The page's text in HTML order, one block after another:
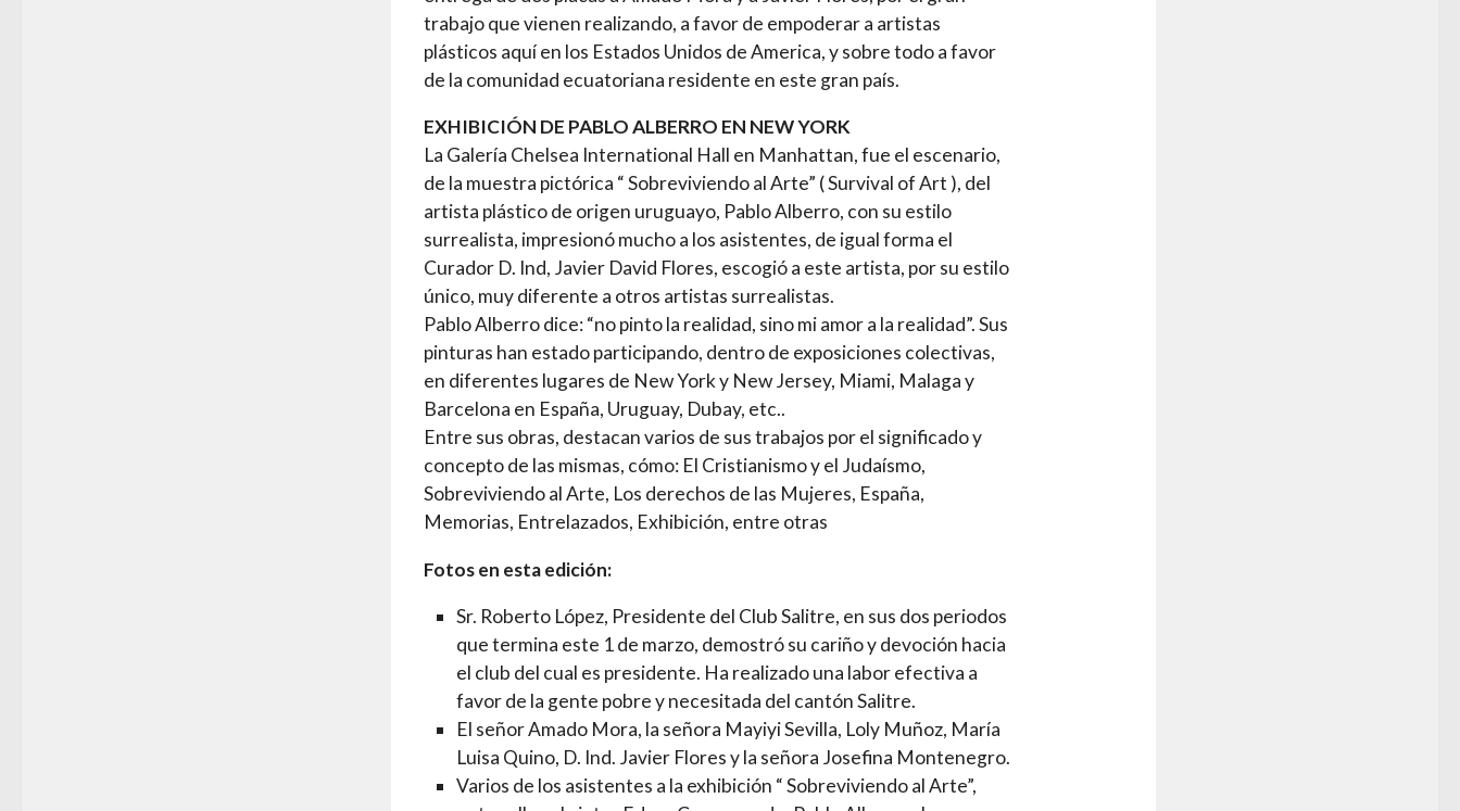
trabajo que vienen realizando, a favor de empoderar a artistas
plásticos aquí en los Estados Unidos de America, y sobre todo a favor
de la comunidad ecuatoriana residente en este gran país.
EXHIBICIÓN DE PABLO ALBERRO EN NEW YORK
La Galería Chelsea International Hall en Manhattan, fue el escenario,
de la muestra pictórica “ Sobreviviendo al Arte” ( Survival of Art ), del
artista plástico de origen uruguayo, Pablo Alberro, con su estilo
surrealista, impresionó mucho a los asistentes, de igual forma el
Curador D. Ind, Javier David Flores, escogió a este artista, por su estilo
único, muy diferente a otros artistas surrealistas.
Pablo Alberro dice: “no pinto la realidad, sino mi amor a la realidad”. Sus
pinturas han estado participando, dentro de exposiciones colectivas,
en diferentes lugares de New York y New Jersey, Miami, Malaga y
Barcelona en España, Uruguay, Dubay, etc..
Entre sus obras, destacan varios de sus trabajos por el significado y
concepto de las mismas, cómo: El Cristianismo y el Judaísmo,
Sobreviviendo al Arte, Los derechos de las Mujeres, España,
Memorias, Entrelazados, Exhibición, entre otras
Fotos en esta edición:
Sr. Roberto López, Presidente del Club Salitre, en sus dos periodos
que termina este 1 de marzo, demostró su cariño y devoción hacia
el club del cual es presidente. Ha realizado una labor efectiva a
favor de la gente pobre y necesitada del cantón Salitre.
El señor Amado Mora, la señora Mayiyi Sevilla, Loly Muñoz, María
Luisa Quino, D. Ind. Javier Flores y la señora Josefina Montenegro.
Varios de los asistentes a la exhibición “ Sobreviviendo al Arte”,